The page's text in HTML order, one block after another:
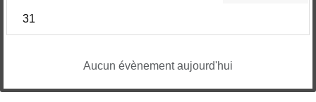
31
Aucun évènement aujourd'hui